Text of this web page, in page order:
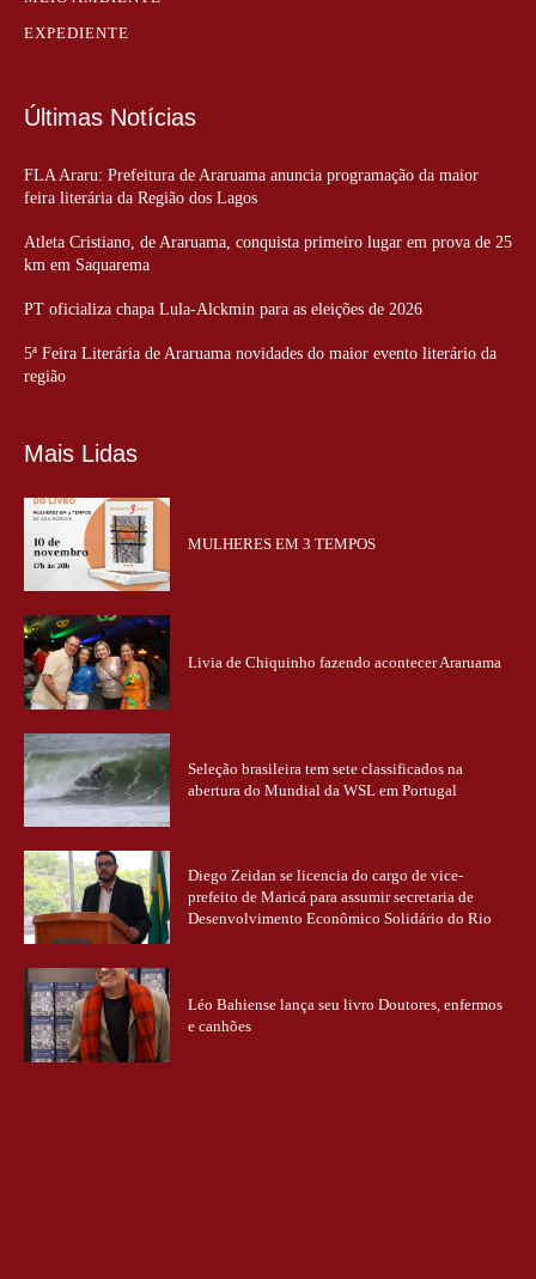
EXPEDIENTE
Últimas Notícias
FLA Araru: Prefeitura de Araruama anuncia programação da maior
feira literária da Região dos Lagos
Atleta Cristiano, de Araruama, conquista primeiro lugar em prova de 25
km em Saquarema
PT oficializa chapa Lula-Alckmin para as eleições de 2026
5ª Feira Literária de Araruama novidades do maior evento literário da
região
Mais Lidas
MULHERES EM 3 TEMPOS
Livia de Chiquinho fazendo acontecer Araruama
Seleção brasileira tem sete classificados na
abertura do Mundial da WSL em Portugal
Diego Zeidan se licencia do cargo de vice-
prefeito de Maricá para assumir secretaria de
Desenvolvimento Econômico Solidário do Rio
Léo Bahiense lança seu livro Doutores, enfermos
e canhões